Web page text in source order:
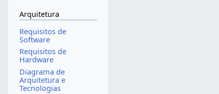
Arquitetura
Requisitos de
Software
Requisitos de
Hardware
Diagrama de
Arquitetura e
Tecnologias